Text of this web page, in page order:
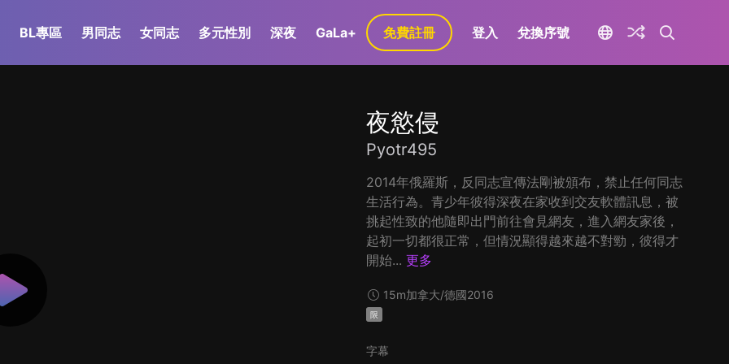
BL專區 男同志 女同志 多元性別 深夜 GaLa+ 免費註冊 登入 兌換序號
夜慾侵
Pyotr495
2014年俄羅斯，反同志宣傳法剛被頒布，禁止任何同志
生活行為。青少年彼得深夜在家收到交友軟體訊息，被
挑起性致的他隨即出門前往會見網友，進入網友家後，
起初一切都很正常，但情況顯得越來越不對勁，彼得才
開始... 更多
15m加拿大/德國2016
限
字幕